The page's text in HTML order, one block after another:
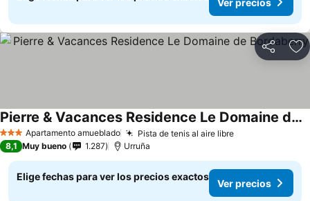
Compartir
3 EstrellasApartamento amueblado Pista de tenis al aire libre
Pierre & Vacances Residence Le Domaine de Bordaberry
8,1 Muy bueno 1.287 Urruña
Elige fechas para ver los precios exactos
Ver precios